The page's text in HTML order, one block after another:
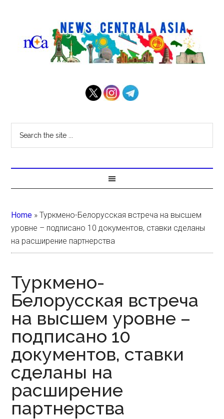
Home »Туркмено-Белорусская встреча на высшем
уровне – подписано 10 документов, ставки сделаны
на расширение партнерства
Туркмено-
Белорусская встреча
на высшем уровне –
подписано 10
документов, ставки
сделаны на
расширение
партнерства